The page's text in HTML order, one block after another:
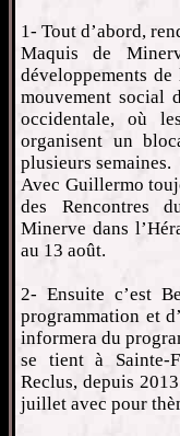
1- Tout d’abord,
Maquis de
développements
mouvement social
occidentale, où
organisent un
plusieurs semaines.
Avec Guillermo
des Rencontres
Minerve dans
au 13 août.
2- Ensuite c’est
programmation et
informera du
se tient à Sainte-
Reclus, depuis
juillet avec pour